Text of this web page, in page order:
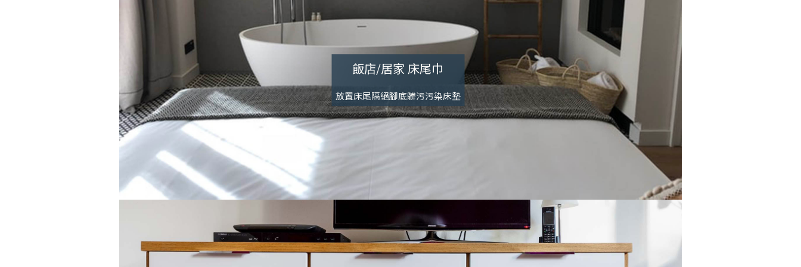
飯店/居家 床尾巾
放置床尾隔絕腳底髒污污染床墊